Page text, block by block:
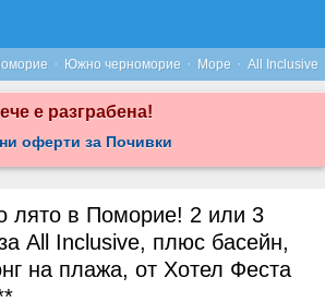
· Южно черноморие · Море · All Inclusive
е разграбена!
оферти за Почивки
лято в Поморие! 2 или 3
All Inclusive, плюс басейн,
на плажа, от Хотел Феста